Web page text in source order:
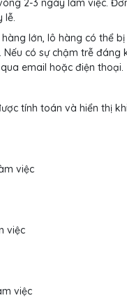
2-3 ngày làm việc.
lễ.
lớn, lô hàng có thể
có sự chậm trễ
email hoặc điện thoại.
tính toán và hiển thị
việc
việc
việc